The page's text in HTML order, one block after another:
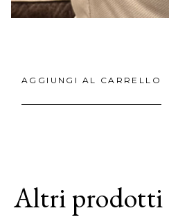
AGGIUNGI AL CARRELLO
Altri prodotti